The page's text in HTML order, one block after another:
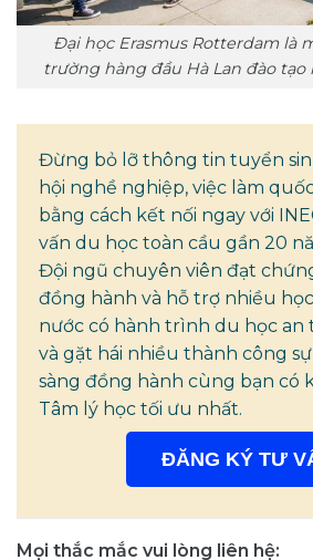
Đại học Erasmus Rotterdam là
trường hàng đầu Hà Lan đào tạo
Đừng bỏ lỡ thông tin tuyển
hội nghề nghiệp, việc làm
bằng cách kết nối ngay với
vấn du học toàn cầu gần 20
Đội ngũ chuyên viên đạt
đồng hành và hỗ trợ nhiều
nước có hành trình du học an
và gặt hái nhiều thành công
sàng đồng hành cùng bạn có
Tâm lý học tối ưu nhất.
ĐĂNG KÝ TƯ
Mọi thắc mắc vui lòng liên hệ: